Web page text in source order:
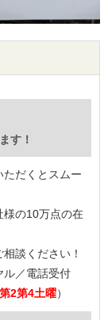
す！
ただくとスムー
様の10万点の在
談ください！
ル／電話受付
第2第4土曜）